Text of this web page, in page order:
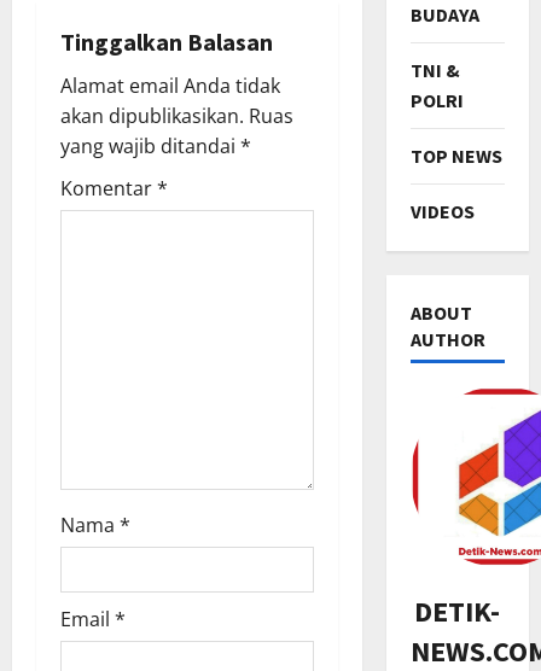
g
a
t
i
Tinggalkan Balasan
Alamat email Anda tidak
akan dipublikasikan. Ruas
yang wajib ditandai *
Komentar*
Nama *
Email *
BUDAYA
TNI &
POLRI
TOP NEWS
VIDEOS
ABOUT
AUTHOR
DETIK-
SENI &
H
a
j
a
B
u
m
P
a